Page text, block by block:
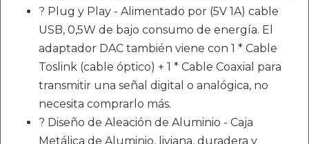
? Plug y Play - Alimentado por (5V 1A) cable
USB, 0,5W de bajo consumo de energía. El
adaptador DAC también viene con 1 * Cable
Toslink (cable óptico) + 1 * Cable Coaxial para
transmitir una señal digital o analógica, no
necesita comprarlo más.
? Diseño de Aleación de Aluminio - Caja
Metálica de Aluminio, liviana, duradera y